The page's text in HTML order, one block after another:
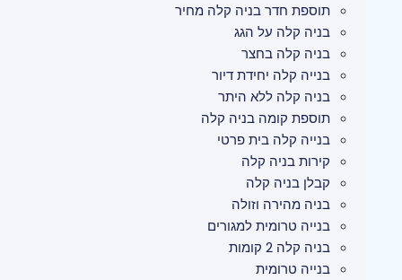
תוספת חדר בניה קלה מחיר
בניה קלה על הגג
בניה קלה בחצר
בנייה קלה יחידת דיור
בניה קלה ללא היתר
תוספת קומה בניה קלה
בנייה קלה בית פרטי
קירות בניה קלה
קבלן בניה קלה
בניה מהירה וזולה
בנייה טרומית למגורים
בניה קלה 2 קומות
בנייה טרומית